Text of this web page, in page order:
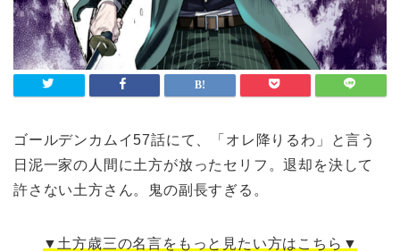
ゴールデンカムイ57話にて、「オレ降りるわ」と言う
日泥一家の人間に土方が放ったセリフ。退却を決して
許さない土方さん。鬼の副長すぎる。
▼土方歳三の名言をもっと見たい方はこちら▼